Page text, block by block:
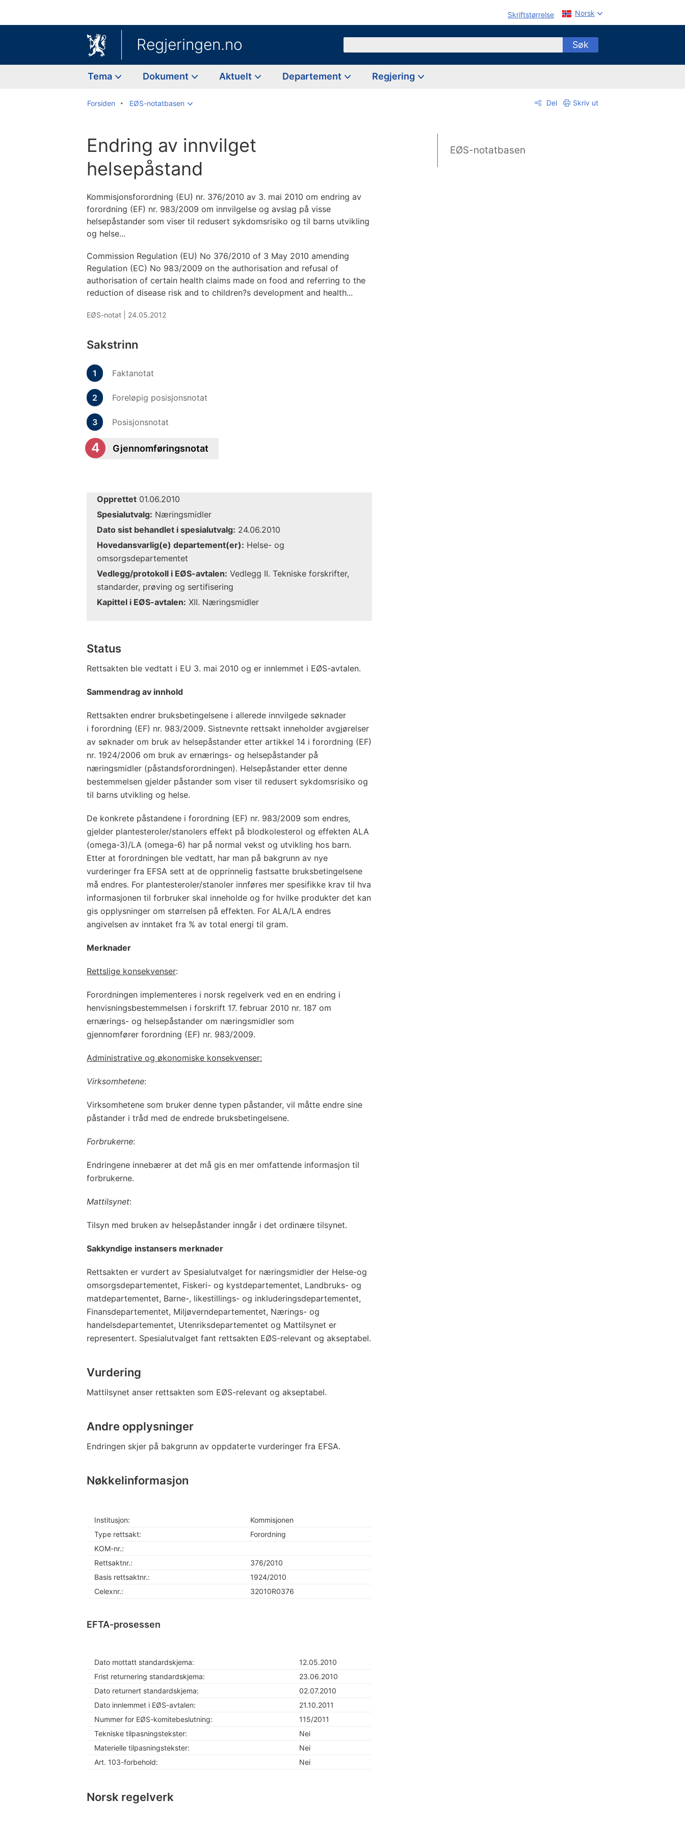
Skriftstørrelse Norsk
Regjeringen.no Søk
Tema Dokument Aktuelt Departement Regjering
Forsiden EØS-notatbasen Del Skriv ut
Endring av innvilget
helsepåstand
Kommisjonsforordning (EU) nr. 376/2010 av 3. mai 2010 om endring av
forordning (EF) nr. 983/2009 om innvilgelse og avslag på visse
helsepåstander som viser til redusert sykdomsrisiko og til barns utvikling
og helse...
Commission Regulation (EU) No 376/2010 of 3 May 2010 amending
Regulation (EC) No 983/2009 on the authorisation and refusal of
authorisation of certain health claims made on food and referring to the
reduction of disease risk and to children?s development and health...
EØS-notat | 24.05.2012
Sakstrinn
Faktanotat
Foreløpig posisjonsnotat
Posisjonsnotat
Gjennomføringsnotat
Opprettet 01.06.2010
Spesialutvalg: Næringsmidler
Dato sist behandlet i spesialutvalg: 24.06.2010
Hovedansvarlig(e) departement(er): Helse- og
omsorgsdepartementet
Vedlegg/protokoll i EØS-avtalen: Vedlegg II. Tekniske forskrifter,
standarder, prøving og sertifisering
Kapittel i EØS-avtalen: XII. Næringsmidler
Status
Rettsakten ble vedtatt i EU 3. mai 2010 og er innlemmet i EØS-avtalen.
Sammendrag av innhold
Rettsakten endrer bruksbetingelsene i allerede innvilgede søknader
i forordning (EF) nr. 983/2009. Sistnevnte rettsakt inneholder avgjørelser
av søknader om bruk av helsepåstander etter artikkel 14 i forordning (EF)
nr. 1924/2006 om bruk av ernærings- og helsepåstander på
næringsmidler (påstandsforordningen). Helsepåstander etter denne
bestemmelsen gjelder påstander som viser til redusert sykdomsrisiko og
til barns utvikling og helse.
De konkrete påstandene i forordning (EF) nr. 983/2009 som endres,
gjelder plantesteroler/stanolers effekt på blodkolesterol og effekten ALA
(omega-3)/LA (omega-6) har på normal vekst og utvikling hos barn.
Etter at forordningen ble vedtatt, har man på bakgrunn av nye
vurderinger fra EFSA sett at de opprinnelig fastsatte bruksbetingelsene
må endres. For plantesteroler/stanoler innføres mer spesifikke krav til hva
informasjonen til forbruker skal inneholde og for hvilke produkter det kan
gis opplysninger om størrelsen på effekten. For ALA/LA endres
angivelsen av inntaket fra % av total energi til gram.
Merknader
Rettslige konsekvenser:
Forordningen implementeres i norsk regelverk ved en en endring i
henvisningsbestemmelsen i forskrift 17. februar 2010 nr. 187 om
ernærings- og helsepåstander om næringsmidler som
gjennomfører forordning (EF) nr. 983/2009.
Administrative og økonomiske konsekvenser:
Virksomhetene:
Virksomhetene som bruker denne typen påstander, vil måtte endre sine
påstander i tråd med de endrede bruksbetingelsene.
Forbrukerne:
Endringene innebærer at det må gis en mer omfattende informasjon til
forbrukerne.
Mattilsynet:
Tilsyn med bruken av helsepåstander inngår i det ordinære tilsynet.
Sakkyndige instansers merknader
Rettsakten er vurdert av Spesialutvalget for næringsmidler der Helse-og
omsorgsdepartementet, Fiskeri- og kystdepartementet, Landbruks- og
matdepartementet, Barne-, likestillings- og inkluderingsdepartementet,
Finansdepartementet, Miljøverndepartementet, Nærings- og
handelsdepartementet, Utenriksdepartementet og Mattilsynet er
representert. Spesialutvalget fant rettsakten EØS-relevant og akseptabel.
Vurdering
Mattilsynet anser rettsakten som EØS-relevant og akseptabel.
Andre opplysninger
Endringen skjer på bakgrunn av oppdaterte vurderinger fra EFSA.
Nøkkelinformasjon
Institusjon:
Kommisjonen
Type rettsakt:
Forordning
KOM-nr.:
Rettsaktnr.:
376/2010
Basis rettsaktnr.:
1924/2010
Celexnr.:
32010R0376
EFTA-prosessen
Dato mottatt standardskjema:
12.05.2010
Frist returnering standardskjema:
23.06.2010
Dato returnert standardskjema:
02.07.2010
Dato innlemmet i EØS-avtalen:
21.10.2011
Nummer for EØS-komitebeslutning:
115/2011
Tekniske tilpasningstekster:
Nei
Materielle tilpasningstekster:
Nei
Art. 103-forbehold:
Nei
Norsk regelverk
EØS-notatbasen